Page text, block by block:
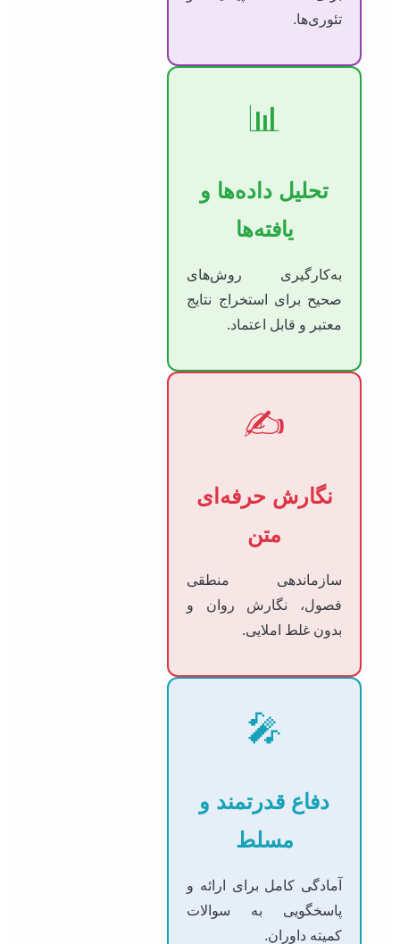
تئوری‌ها.
📊
تحلیل داده‌ها و
یافته‌ها
به‌کارگیری روش‌های
صحیح برای استخراج نتایج
معتبر و قابل اعتماد.
✍️
نگارش حرفه‌ای
متن
سازماندهی منطقی
فصول، نگارش روان و
بدون غلط املایی.
🎤
دفاع قدرتمند و
مسلط
آمادگی کامل برای ارائه و
پاسخگویی به سوالات
کمیته داوران.